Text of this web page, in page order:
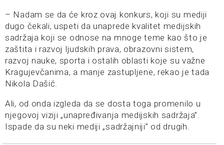
– Nadam se da će kroz ovaj konkurs, koji su mediji
dugo čekali, uspeti da unaprede kvalitet medijskih
sadržaja koji se odnose na mnoge teme kao što je
zaštita i razvoj ljudskih prava, obrazovni sistem,
razvoj nauke, sporta i ostalih oblasti koje su važne
Kragujevčanima, a manje zastupljene, rekao je tada
Nikola Dašić.
Ali, od onda izgleda da se dosta toga promenilo u
njegovoj viziji „unapređivanja medijskih sadržaja”.
Ispade da su neki mediji „sadržajniji” od drugih.